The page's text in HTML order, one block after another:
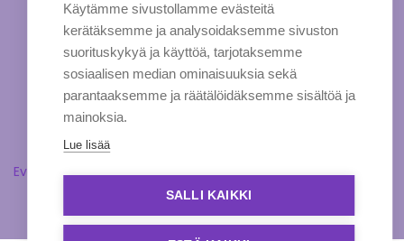
Evästeasetukset
Käytämme sivustollamme evästeitä
kerätäksemme ja analysoidaksemme sivuston
suorituskykyä ja käyttöä, tarjotaksemme
sosiaalisen median ominaisuuksia sekä
parantaaksemme ja räätälöidäksemme sisältöä ja
mainoksia.
Lue lisää
SALLI KAIKKI